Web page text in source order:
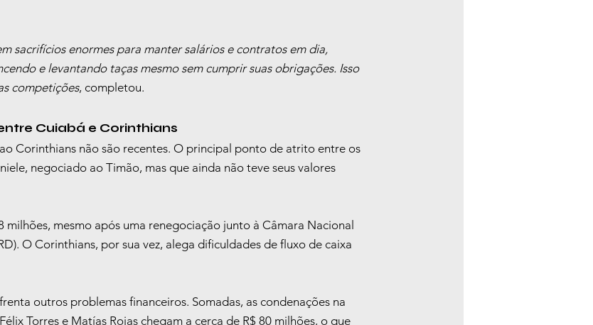
sacrifícios enormes para manter salários e contratos em dia,
e levantando taças mesmo sem cumprir suas obrigações. Isso
competições, completou.
Cuiabá e Corinthians
Corinthians não são recentes. O principal ponto de atrito entre os
negociado ao Timão, mas que ainda não teve seus valores
mesmo após uma renegociação junto à Câmara Nacional
O Corinthians, por sua vez, alega dificuldades de fluxo de caixa
outros problemas financeiros. Somadas, as condenações na
Torres e Matías Rojas chegam a cerca de R$ 80 milhões, o que